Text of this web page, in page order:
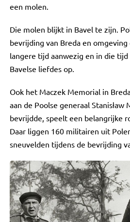
een molen.
Die molen blijkt in Bavel te zijn.
bevrijding van Breda en
langere tijd aanwezig en in die
Bavelse liefdes op.
Ook het Maczek Memorial in
aan de Poolse generaal Stanisław
bevrijdde, speelt een belangrijke
Daar liggen 160 militairen uit
sneuvelden tijdens de bevrijding